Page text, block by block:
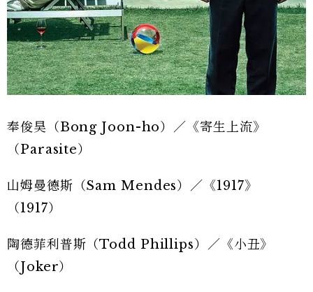
奉俊昊（Bong Joon-ho）／《寄生上流》
（Parasite）
山姆曼德斯（Sam Mendes）／《1917》
（1917）
陶德菲利普斯（Todd Phillips）／《小丑》
（Joker）